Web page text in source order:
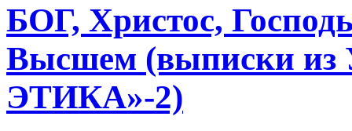
БОГ, Христос,
Высшем (выписки
ЭТИКА»-2)